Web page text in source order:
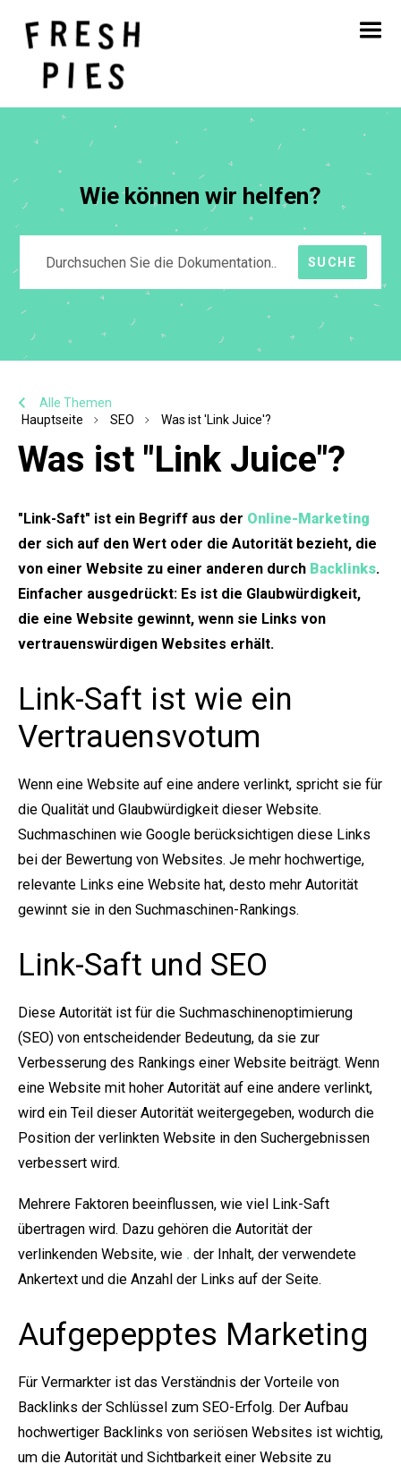
Startseite
Über
Unsere Arbeit
Wie können wir helfen?
SUCHE
Alle Themen
Hauptseite
SEO Was ist 'Link Juice'?
Was ist "Link Juice"?
"Link-Saft" ist ein Begriff aus der Online-Marketing
der sich auf den Wert oder die Autorität bezieht, die
von einer Website zu einer anderen durch Backlinks.
Einfacher ausgedrückt: Es ist die Glaubwürdigkeit,
die eine Website gewinnt, wenn sie Links von
vertrauenswürdigen Websites erhält.
Link-Saft ist wie ein
Vertrauensvotum
Wenn eine Website auf eine andere verlinkt, spricht sie für
die Qualität und Glaubwürdigkeit dieser Website.
Suchmaschinen wie Google berücksichtigen diese Links
bei der Bewertung von Websites. Je mehr hochwertige,
relevante Links eine Website hat, desto mehr Autorität
gewinnt sie in den Suchmaschinen-Rankings.
Link-Saft und SEO
Diese Autorität ist für die Suchmaschinenoptimierung
(SEO) von entscheidender Bedeutung, da sie zur
Verbesserung des Rankings einer Website beiträgt. Wenn
eine Website mit hoher Autorität auf eine andere verlinkt,
wird ein Teil dieser Autorität weitergegeben, wodurch die
Position der verlinkten Website in den Suchergebnissen
verbessert wird.
Mehrere Faktoren beeinflussen, wie viel Link-Saft
übertragen wird. Dazu gehören die Autorität der
verlinkenden Website, wie . der Inhalt, der verwendete
Ankertext und die Anzahl der Links auf der Seite.
Aufgepepptes Marketing
Für Vermarkter ist das Verständnis der Vorteile von
Backlinks der Schlüssel zum SEO-Erfolg. Der Aufbau
hochwertiger Backlinks von seriösen Websites ist wichtig,
um die Autorität und Sichtbarkeit einer Website zu